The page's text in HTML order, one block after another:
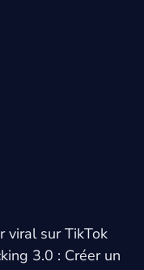
viral sur TikTok
3.0 : Créer un